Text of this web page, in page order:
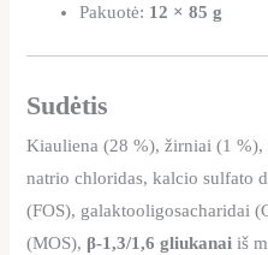
Pakuotė: 12 × 85 g
Sudėtis
Kiauliena (28 %), žirniai (1
natrio chloridas, kalcio sulfato
(FOS), galaktooligosacharidai
(MOS), β-1,3/1,6 gliukanai iš